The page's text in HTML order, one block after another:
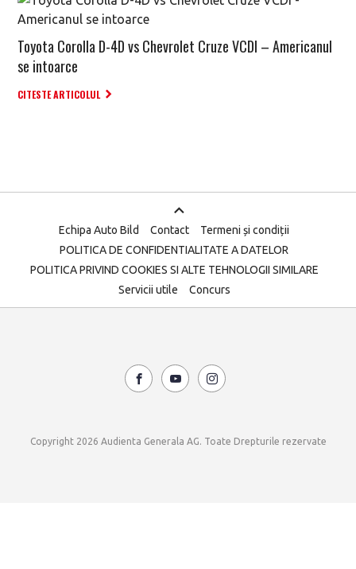
Toyota Corolla D-4D vs Chevrolet Cruze VCDI – Americanul
se intoarce
CITESTE ARTICOLUL
Echipa Auto Bild Contact
Termeni și condiții
POLITICA DE CONFIDENTIALITATE A DATELOR
POLITICA PRIVIND COOKIES SI ALTE TEHNOLOGII SIMILARE
Servicii utile
Concurs
Copyright 2026 Audienta Generala AG. Toate Drepturile rezervate